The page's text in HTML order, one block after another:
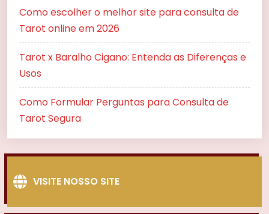
Como escolher o melhor site para consulta de
Tarot online em 2026
Tarot x Baralho Cigano: Entenda as Diferenças e
Usos
Como Formular Perguntas para Consulta de
Tarot Segura
VISITE NOSSO SITE